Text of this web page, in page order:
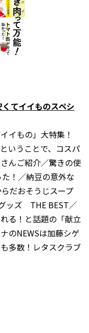
てイイものスペシ
イもの」大特集！
いうことで、コスパ
んご紹介／驚きの使
！／納豆の意外な
だおそうじスープ
ッズ THE BEST／
る！と話題の「献立
のNEWSは加藤シゲ
多数！レタスクラブ